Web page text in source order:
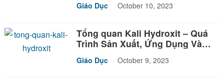
Giáo Dục October 10, 2023
Tổng quan Kali Hydroxit – Quá
Trình Sản Xuất, Ứng Dụng Và
Dụng
Giáo Dục October 9, 2023